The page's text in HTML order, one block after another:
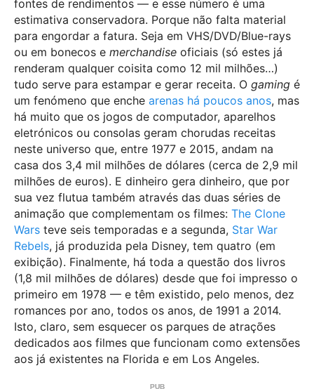
fontes de rendimentos — e esse número é uma
estimativa conservadora. Porque não falta material
para engordar a fatura. Seja em VHS/DVD/Blue-rays
ou em bonecos e merchandise oficiais (só estes já
renderam qualquer coisita como 12 mil milhões…)
tudo serve para estampar e gerar receita. O gaming é
um fenómeno que enche arenas há poucos anos, mas
há muito que os jogos de computador, aparelhos
eletrónicos ou consolas geram chorudas receitas
neste universo que, entre 1977 e 2015, andam na
casa dos 3,4 mil milhões de dólares (cerca de 2,9 mil
milhões de euros). E dinheiro gera dinheiro, que por
sua vez flutua também através das duas séries de
animação que complementam os filmes: The Clone
Wars teve seis temporadas e a segunda, Star War
Rebels, já produzida pela Disney, tem quatro (em
exibição). Finalmente, há toda a questão dos livros
(1,8 mil milhões de dólares) desde que foi impresso o
primeiro em 1978 — e têm existido, pelo menos, dez
romances por ano, todos os anos, de 1991 a 2014.
Isto, claro, sem esquecer os parques de atrações
dedicados aos filmes que funcionam como extensões
aos já existentes na Florida e em Los Angeles.